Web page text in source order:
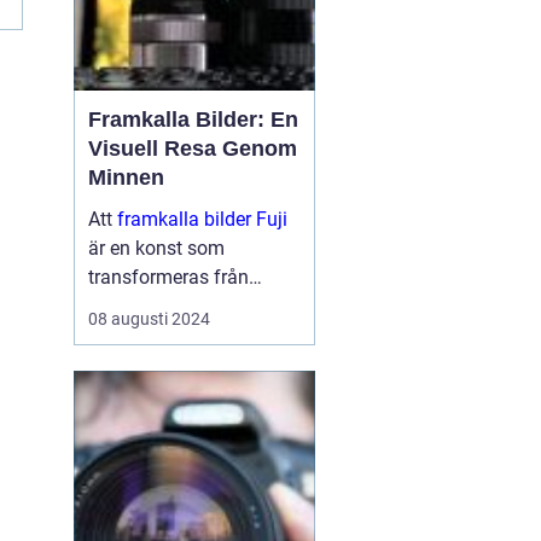
Framkalla Bilder: En
Visuell Resa Genom
Minnen
Att framkalla bilder Fuji
är en konst som
transformeras från
digitala pixlar på en
skärm till fysiska
Det är en process s...
08 augusti 2024